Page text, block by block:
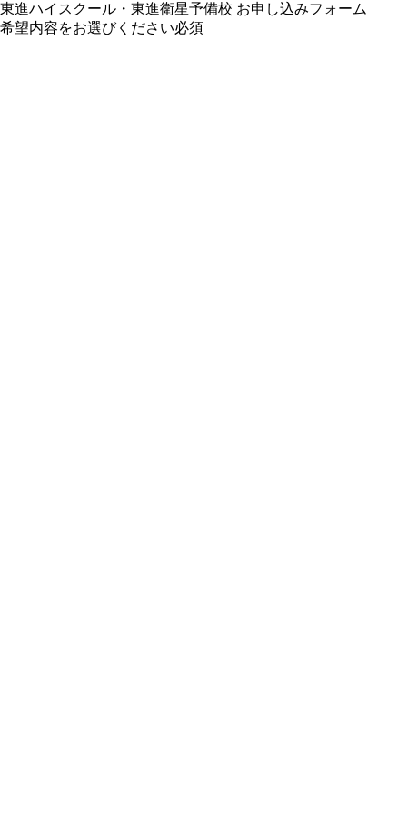
東進ハイスクール・東進衛星予備校 お申し込みフォーム
希望内容をお選びください必須